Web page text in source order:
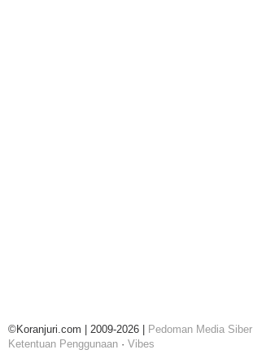
©Koranjuri.com | 2009-2026 | Pedoman Media Siber
Ketentuan Penggunaan · Vibes